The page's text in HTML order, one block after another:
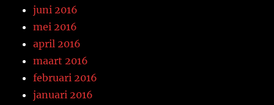
juni 2016
mei 2016
april 2016
maart 2016
februari 2016
januari 2016